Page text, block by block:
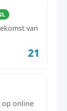
van
21
op online